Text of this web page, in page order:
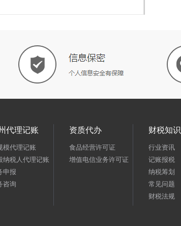
代理记账
模代理记账
纳税人代理记账
申报
咨询
资质代办
食品经营许可证
增值电信业务许可证
财税知识
行业资讯
记账报税
纳税筹划
常见问题
财税法规